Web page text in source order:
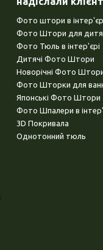
Фото штори в
Фото Штори для
Фото Тюль в інтер'єрі
Дитячі Фото Штори
Новорічні Фото
Фото Шторки для
Японські Фото Штори
Фото Шпалери в
3D Покривала
Однотонний тюль